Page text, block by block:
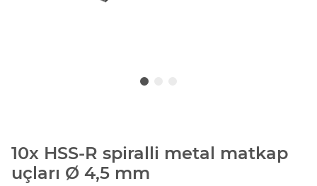
10x HSS-R spiralli metal matkap
uçları Ø 4,5 mm